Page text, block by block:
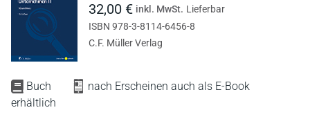
Buch
nach Erscheinen auch als E-Book
erhältlich
32,00 € inkl. MwSt. Lieferbar
ISBN 978-3-8114-6456-8
C.F. Müller Verlag